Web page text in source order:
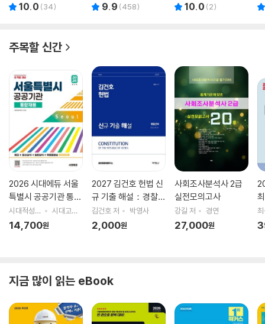
10.0 (34) 9.9 (458) 10.0 (2)
주목할 신간
2026 시대에듀 서울
특별시 공공기관 통합
채용 NCS+최신상식
+일반상식+무료동
시대적성검사연구소 편저 시대고시기획 시대교육
14,700원
2027 김건호 헌법 신
규 기출 해설：경찰간
부
김건호 저 박영사
2,000원
사회조사분석사 2급
실전모의고사
강길 저 경연
27,000원
지금 많이 읽는 eBook